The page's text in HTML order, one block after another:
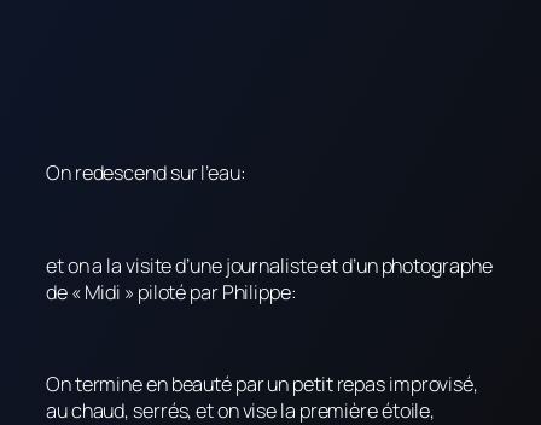
On redescend sur l’eau:
et on a la visite d’une journaliste et d’un photographe
de « Midi » piloté par Philippe:
On termine en beauté par un petit repas improvisé,
au chaud, serrés, et on vise la première étoile,